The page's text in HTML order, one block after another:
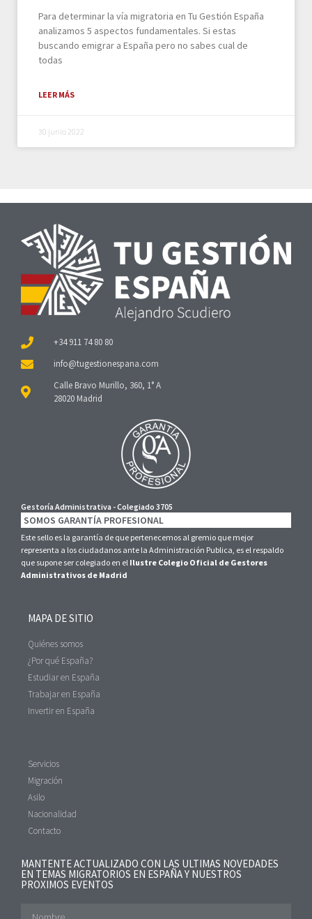
Para determinar la vía migratoria en Tu Gestión España
analizamos 5 aspectos fundamentales. Si estas
buscando emigrar a España pero no sabes cual de
todas
LEER MÁS
30 junio 2022
+34 911 74 80 80
Calle Bravo Murillo, 360, 1° A
28020 Madrid
Gestoría Administrativa - Colegiado 3705
SOMOS GARANTÍA PROFESIONAL
Este sello es la garantía de que pertenecemos al gremio que mejor
representa a los ciudadanos ante la Administración Publica, es el respaldo
que supone ser colegiado en el Ilustre Colegio Oficial de Gestores
Administrativos de Madrid
MAPA DE SITIO
Quiénes somos
¿Por qué España?
Estudiar en España
Trabajar en España
Invertir en España
Servicios
Migración
Asilo
Nacionalidad
Contacto
MANTENTE ACTUALIZADO CON LAS ULTIMAS NOVEDADES
EN TEMAS MIGRATORIOS EN ESPAÑA Y NUESTROS
PROXIMOS EVENTOS